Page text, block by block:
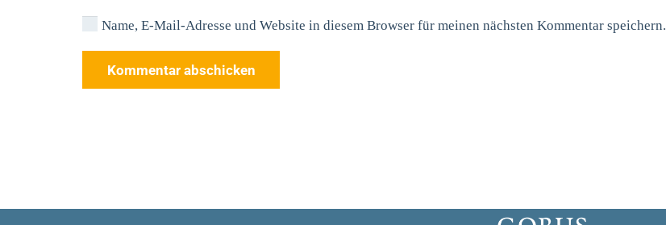
Name, E-Mail-Adresse und Website in diesem Browser für meinen nächsten Kommentar speichern.
Kommentar abschicken